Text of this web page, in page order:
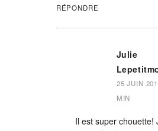
RÉPONDRE
Julie
25 JUIN
MIN
Il est super chouette!